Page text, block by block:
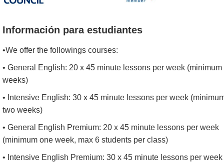
Información para estudiantes
•We offer the followings courses:
• General English: 20 x 45 minute lessons per week (minimum
weeks)
• Intensive English: 30 x 45 minute lessons per week
two weeks)
• General English Premium: 20 x 45 minute lessons per week
(minimum one week, max 6 students per class)
• Intensive English Premium: 30 x 45 minute lessons per week